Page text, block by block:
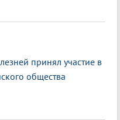
принял участие в
общества